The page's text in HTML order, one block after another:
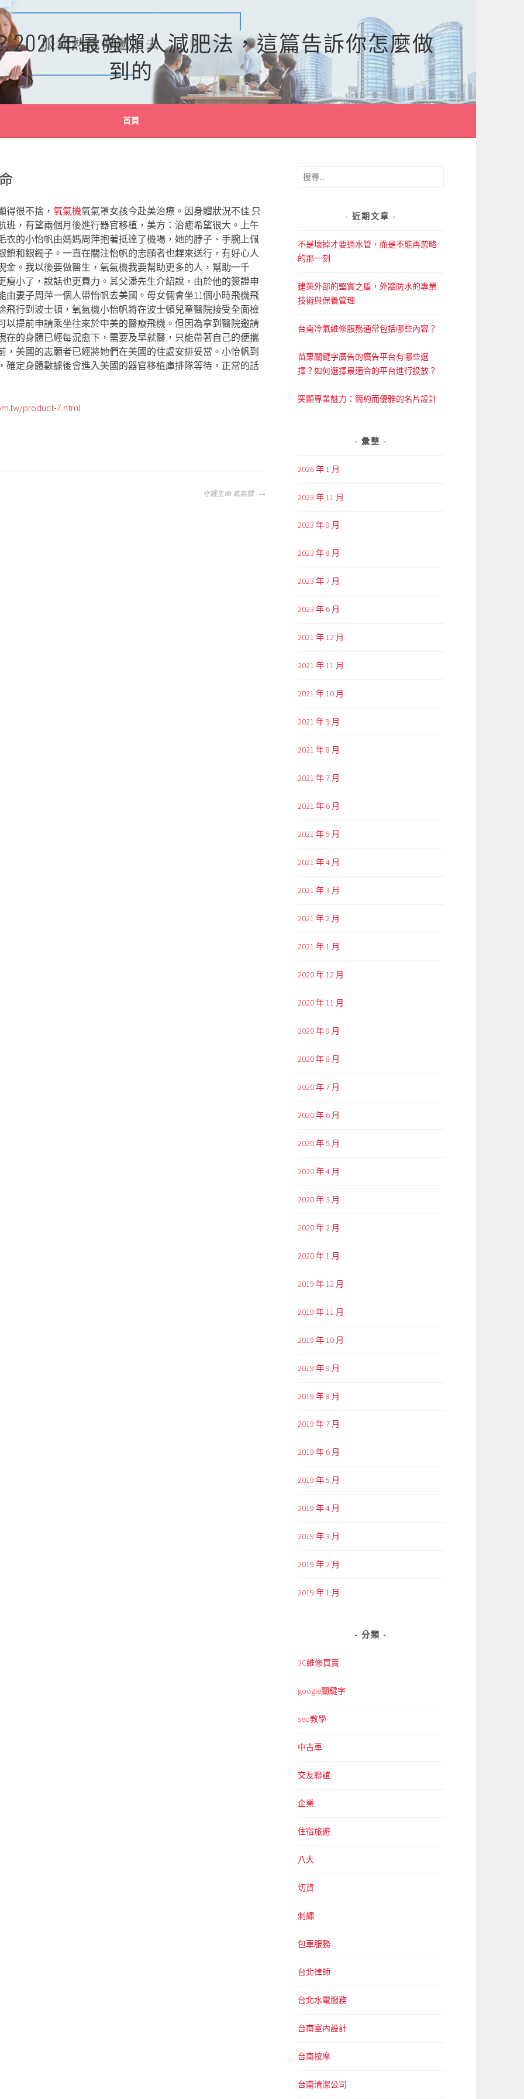
2021年最強懶人減肥法，這篇告訴你怎麼做
到的
首頁
得很不捨， 氧氣機氧氣罩女孩今赴美治療。因身體狀況不佳 只
班，有望兩個月後進行器官移植，美方：治癒希望很大。上午
衣的小怡帆由媽媽周萍抱著抵達了機場，她的脖子、手腕上佩
鎖和銀鐲子。一直在關注怡帆的志願者也趕來送行，有好心人
金。我以後要做醫生，氧氣機我要幫助更多的人，幫助一千
瘦小了，說話也更費力。其父潘先生介紹說，由於他的簽證申
由妻子周萍一個人帶怡帆去美國。母女倆會坐11個小時飛機飛
飛行到波士頓，氧氣機小怡帆將在波士頓兒童醫院接受全面檢
以提前申請乘坐往來於中美的醫療飛機。但因為拿到醫院邀請
在的身體已經每況愈下，需要及早就醫，只能帶著自己的便攜
，美國的志願者已經將她們在美國的住處安排妥當。小怡帆到
確定身體數據後會進入美國的器官移植庫排隊等待，正常的話
product-7.html
守護生命 氧氣機
搜
近期文章
不是壞掉才要通水管，而是不能再忽略
的那一刻
建築外部的堅實之盾，外牆防水的專業
技術與保養管理
台南冷氣維修服務通常包括哪些內容？
苗栗關鍵字廣告的廣告平台有哪些選
擇？如何選擇最適合的平台進行投放？
突顯專業魅力：簡約而優雅的名片設計
彙整
2026 年 1 月
2023 年 11 月
2023 年 9 月
2023 年 8 月
2023 年 7 月
2023 年 6 月
2021 年 12 月
2021 年 11 月
2021 年 10 月
2021 年 9 月
2021 年 8 月
2021 年 7 月
2021 年 6 月
2021 年 5 月
2021 年 4 月
2021 年 3 月
2021 年 2 月
2021 年 1 月
2020 年 12 月
2020 年 11 月
2020 年 9 月
2020 年 8 月
2020 年 7 月
2020 年 6 月
2020 年 5 月
2020 年 4 月
2020 年 3 月
2020 年 2 月
2020 年 1 月
2019 年 12 月
2019 年 11 月
2019 年 10 月
2019 年 9 月
2019 年 8 月
2019 年 7 月
2019 年 6 月
2019 年 5 月
2019 年 4 月
2019 年 3 月
2019 年 2 月
2019 年 1 月
分類
3C維修買賣
google關鍵字
seo教學
中古車
交友聯誼
企業
住宿旅遊
八大
切貨
刺繡
包車服務
台北律師
台北水電服務
台南室內設計
台南按摩
台南清潔公司